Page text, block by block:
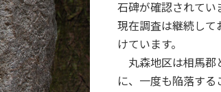
石碑が確認されてい
現在調査は継続して
けています。
丸森地区は相馬郡
に、一度も陥落す